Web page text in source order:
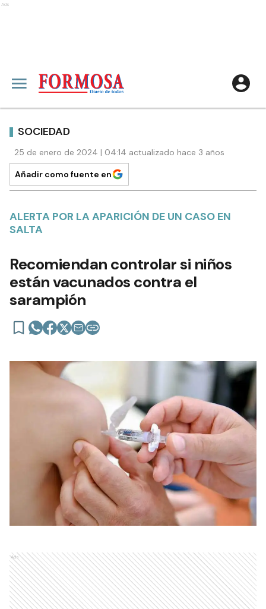
Ads
SOCIEDAD
25 de enero de 2024 | 04:14 actualizado hace 3 años
Añadir como fuente en
ALERTA POR LA APARICIÓN DE UN CASO EN
SALTA
Recomiendan controlar si niños
están vacunados contra el
sarampión
Ads